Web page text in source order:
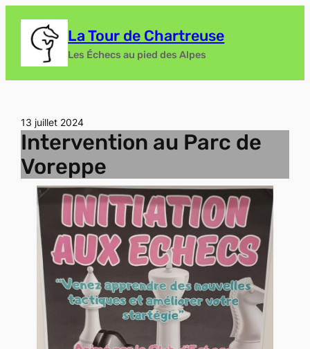
contenu
La Tour de Chartreuse
Les Échecs au pied des Alpes
13 juillet 2024
Intervention au Parc de
Voreppe